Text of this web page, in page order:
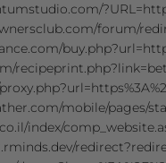
forum/
mobile/pages/
index/